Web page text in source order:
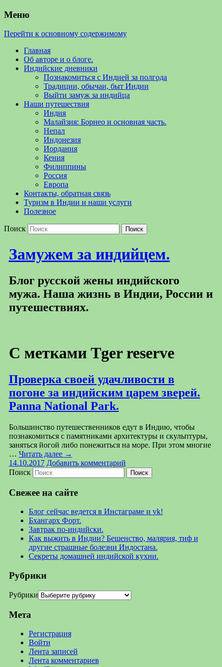
Меню
Перейти к основному содержимому
Главная
Об авторе и о блоге.
Индийские дневники
Познакомиться с Индией за полгода
Традиции, обычаи, быт Индии
Выйти замуж за индийца
Наши путешествия
Индия
Малайзия: Борнео и основная часть.
Непал
Индонезия
Иордания
Кения
Филиппины
Россия
Европа
Контакты, обратная связь
Туризм в Индии и наши услуги
Полезное
Поиск
Замужем за индийцем.
Блог русской жены индийского
мужа. Наша жизнь в Индии, России и
путешествиях.
С метками Tger reserve
Проверка своей удачливости в
погоне за индийским царем зверей.
Panna National Park.
Большинство путешественников едут в Индию, чтобы
познакомиться с памятниками архитектуры и скульптуры,
заняться йогой либо понежиться на море. При этом многие
… Читать далее →
14.10.2017 Добавить комментарий
Поиск
Свежее на сайте
Блог сейчас ведется в Инстаграме и vk!
Бхангарх Форт.
Завтрак по-индийски.
Как выжить в Индии? Бешенство, малярия, тиф и
другие страшные болезни Индостана.
Секреты домашней индийской кухни.
Рубрики
Рубрики
Мета
Регистрация
Войти
Лента записей
Лента комментариев